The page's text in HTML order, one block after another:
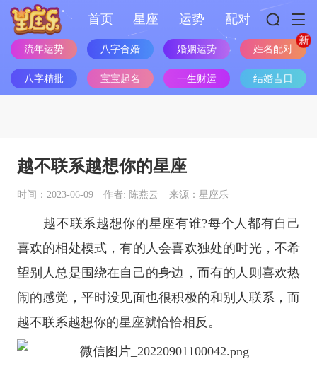
首页 星座 运势 配对
流年运势 八字合婚 婚姻运势 姓名配对
八字精批 宝宝起名 一生财运 结婚吉日
越不联系越想你的星座
时间：2023-06-09 作者: 陈燕云 来源：星座乐
越不联系越想你的星座有谁?每个人都有自己
喜欢的相处模式，有的人会喜欢独处的时光，不希
望别人总是围绕在自己的身边，而有的人则喜欢热
闹的感觉，平时没见面也很积极的和别人联系，而
越不联系越想你的星座就恰恰相反。